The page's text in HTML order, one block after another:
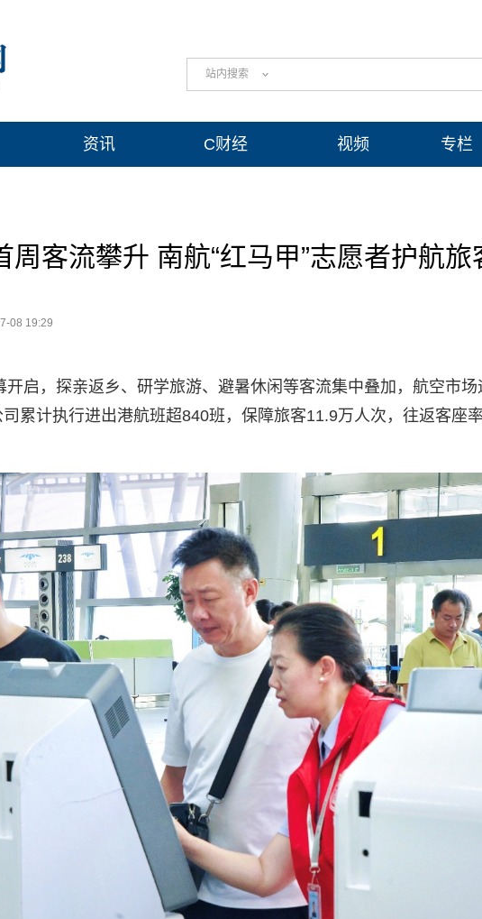
站内搜索
资讯 C财经 视频 专栏
周客流攀升 南航“红马甲”志愿者护航旅
08 19:29
开启，探亲返乡、研学旅游、避暑休闲等客流集中叠加，航空市
累计执行进出港航班超840班，保障旅客11.9万人次，往返客座率